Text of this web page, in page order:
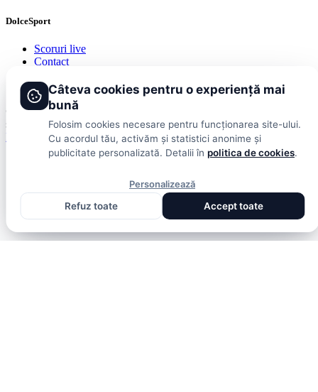
DolceSport
Scoruri live
Contact
Termeni și condiții
© 2026 DolceSport. Toate drepturile rezervate.
și analize din toate competițiile
Fotbal intern Fotbal extern Scoruri live
Câteva cookies pentru o experiență mai
bună
Folosim cookies necesare pentru funcționarea site-ului.
Cu acordul tău, activăm și statistici anonime și
publicitate personalizată. Detalii în politica de cookies.
Personalizează
Refuz toate
Accept toate